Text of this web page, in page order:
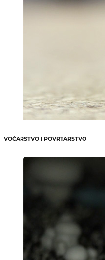
VOĆARSTVO I POVRTARSTVO